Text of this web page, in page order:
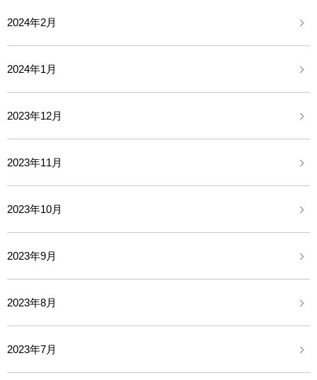
2024年2月
2024年1月
2023年12月
2023年11月
2023年10月
2023年9月
2023年8月
2023年7月